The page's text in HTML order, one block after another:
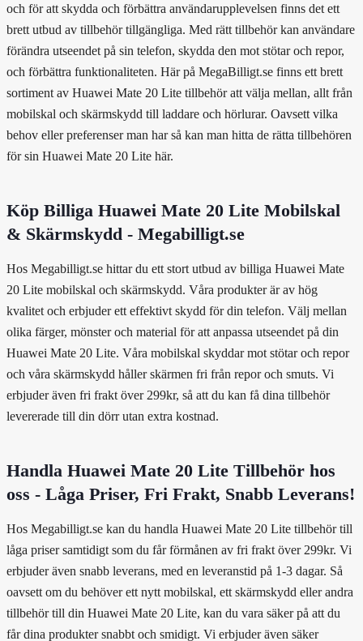
och för att skydda och förbättra användarupplevelsen finns det ett
brett utbud av tillbehör tillgängliga. Med rätt tillbehör kan användare
förändra utseendet på sin telefon, skydda den mot stötar och repor,
och förbättra funktionaliteten. Här på MegaBilligt.se finns ett brett
sortiment av Huawei Mate 20 Lite tillbehör att välja mellan, allt från
mobilskal och skärmskydd till laddare och hörlurar. Oavsett vilka
behov eller preferenser man har så kan man hitta de rätta tillbehören
för sin Huawei Mate 20 Lite här.
Köp Billiga Huawei Mate 20 Lite Mobilskal
& Skärmskydd - Megabilligt.se
Hos Megabilligt.se hittar du ett stort utbud av billiga Huawei Mate
20 Lite mobilskal och skärmskydd. Våra produkter är av hög
kvalitet och erbjuder ett effektivt skydd för din telefon. Välj mellan
olika färger, mönster och material för att anpassa utseendet på din
Huawei Mate 20 Lite. Våra mobilskal skyddar mot stötar och repor
och våra skärmskydd håller skärmen fri från repor och smuts. Vi
erbjuder även fri frakt över 299kr, så att du kan få dina tillbehör
levererade till din dörr utan extra kostnad.
Handla Huawei Mate 20 Lite Tillbehör hos
oss - Låga Priser, Fri Frakt, Snabb Leverans!
Hos Megabilligt.se kan du handla Huawei Mate 20 Lite tillbehör till
låga priser samtidigt som du får förmånen av fri frakt över 299kr. Vi
erbjuder även snabb leverans, med en leveranstid på 1-3 dagar. Så
oavsett om du behöver ett nytt mobilskal, ett skärmskydd eller andra
tillbehör till din Huawei Mate 20 Lite, kan du vara säker på att du
får dina produkter snabbt och smidigt. Vi erbjuder även säker